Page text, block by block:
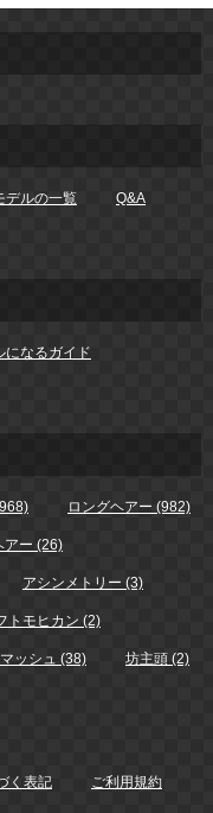
デルの一覧 Q&A
になるガイド
ロングヘアー (982)
アー (26)
アシンメトリー (3)
トモヒカン (2)
マッシュ (38) 坊主頭 (2)
く表記 ご利用規約